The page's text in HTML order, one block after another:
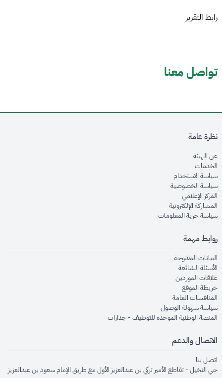
رابط التقرير
تواصل معنا
نظرة عامة
عن الهيئةopens in new window
الخدماتopens in new window
سياسة الاستخدام
سياسة الخصوصيةopens in new window
المركز الإعلاميopens in new window
المشاركة الإلكترونيةopens in new window
سياسة حرية المعلوماتopens in new window
روابط مهمة
البيانات المفتوحةopens in new window
الأسئلة الشائعةopens in new window
علاقات الموردينopens in new window
خريطة الموقعopens in new window
المنافسات العامةopens in new window
سياسة سهولة الوصولopens in new window
المنصة الوطنية الموحدة للتوظيف - جداراتopens in new window
الاتصال والدعم
اتصل بنا
حي النخيل - تقاطع الأمير تركي بن عبدالعزيز الأول مع طريق الإمام سعود بن عبدالعزيز